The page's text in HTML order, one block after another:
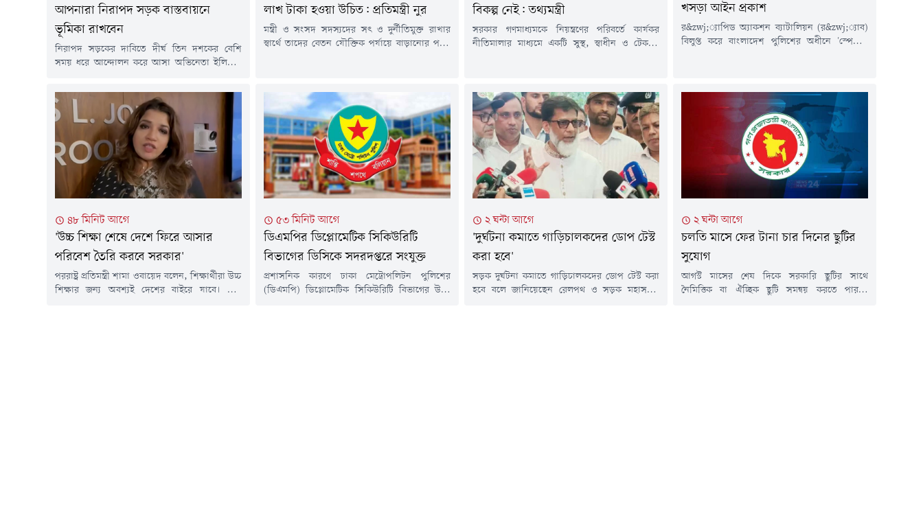
আপনারা নিরাপদ সড়ক বাস্তবায়নে
ভূমিকা রাখবেন
নিরাপদ সড়কের দাবিতে দীর্ঘ তিন দশকের বেশি
সময় ধরে আন্দোলন করে আসা অভিনেতা ইলিয়াস
সড়ক বাস্তবায়নের দাবি থেকে সবাই সোচ্চার থাকেন
এবং এ আন্দোলন অব্যাহত রাখেন।শুক্রবার (৭
আগস্ট) ঢাকার জাতীয় নাট্যশালায় নিরাপদ সড়ক
চাই'র মহাসমাবেশে তিনি এ আহ্বান জানান।সংস্থার
প্রতিষ্ঠাতা ইলিয়াস কাঞ্চন বলেন,...
লাখ টাকা হওয়া উচিত: প্রতিমন্ত্রী নুর
মন্ত্রী ও সংসদ সদস্যদের সৎ ও দুর্নীতিমুক্ত রাখার
স্বার্থে তাদের বেতন যৌক্তিক পর্যায়ে বাড়ানোর পক্ষে
আয়োজিত এক আলোচনা সভায় অংশ নিয়ে এই
মন্তব্য করেন নুর। অনুষ্ঠানে প্রধান অতিথি হিসেবে...
বিকল্প নেই: তথ্যমন্ত্রী
সরকার গণমাধ্যমকে নিয়ন্ত্রণের পরিবর্তে কার্যকর
নীতিমালার মাধ্যমে একটি সুস্থ, স্বাধীন ও টেকসই
বাড়বে। পাশাপাশি সাংবাদিকদের জন্য উন্নত বেতন-
কাঠামো, নিরাপদ কর্মপরিবেশ এবং পেশাগত সুরক্ষা
নিশ্চিত করাও সহজ হবে।শুক্রবার (৭ আগস্ট)...
খসড়া আইন প্রকাশ
র&zwj;্যাপিড অ্যাকশন ব্যাটালিয়ন (র&zwj;্যাব)
বিলুপ্ত করে বাংলাদেশ পুলিশের অধীনে 'স্পেশাল
আইন, ২০২৬' শীর্ষক একটি খসড়া বিল প্রণয়ন করা
হয়েছে। খসড়া আইনে নতুন বাহিনীর কাঠামো,
দায়িত্ব, ক্ষমতা, প্রশাসনিক ব্যবস্থা এবং জবাবদিহির
কাঠামো নির্ধারণের...
৪৮ মিনিট আগে
'উচ্চ শিক্ষা শেষে দেশে ফিরে আসার
পরিবেশ তৈরি করবে সরকার'
পররাষ্ট্র প্রতিমন্ত্রী শামা ওবায়েদ বলেন, শিক্ষার্থীরা উচ্চ
শিক্ষার জন্য অবশ্যই দেশের বাইরে যাবে। তবে
৫৩ মিনিট আগে
ডিএমপির ডিপ্লোমেটিক সিকিউরিটি
বিভাগের ডিসিকে সদরদপ্তরে সংযুক্ত
প্রশাসনিক কারণে ঢাকা মেট্রোপলিটন পুলিশের
(ডিএমপি) ডিপ্লোমেটিক সিকিউরিটি বিভাগের উপ-
২ ঘন্টা আগে
'দুর্ঘটনা কমাতে গাড়িচালকদের ডোপ টেস্ট
করা হবে'
সড়ক দুর্ঘটনা কমাতে গাড়িচালকদের ডোপ টেস্ট করা
হবে বলে জানিয়েছেন রেলপথ ও সড়ক মহাসড়ক
২ ঘন্টা আগে
চলতি মাসে ফের টানা চার দিনের ছুটির
সুযোগ
আগস্ট মাসের শেষ দিকে সরকারি ছুটির সাথে
নৈমিত্তিক বা ঐচ্ছিক ছুটি সমন্বয় করতে পারলে